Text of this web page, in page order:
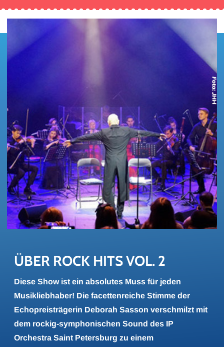
ÜBER ROCK HITS VOL. 2
Diese Show ist ein absolutes Muss für jeden
Musikliebhaber! Die facettenreiche Stimme der
Echopreisträgerin Deborah Sasson verschmilzt mit
dem rockig-symphonischen Sound des IP
Orchestra Saint Petersburg zu einem